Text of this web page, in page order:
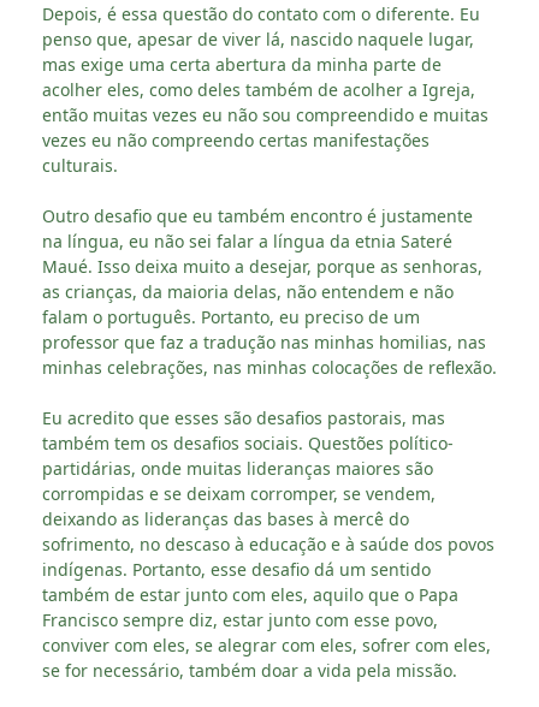
Depois, é essa questão do contato com o diferente. Eu
penso que, apesar de viver lá, nascido naquele lugar,
mas exige uma certa abertura da minha parte de
acolher eles, como deles também de acolher a Igreja,
então muitas vezes eu não sou compreendido e muitas
vezes eu não compreendo certas manifestações
culturais.
Outro desafio que eu também encontro é justamente
na língua, eu não sei falar a língua da etnia Sateré
Maué. Isso deixa muito a desejar, porque as senhoras,
as crianças, da maioria delas, não entendem e não
falam o português. Portanto, eu preciso de um
professor que faz a tradução nas minhas homilias, nas
minhas celebrações, nas minhas colocações de reflexão.
Eu acredito que esses são desafios pastorais, mas
também tem os desafios sociais. Questões político-
partidárias, onde muitas lideranças maiores são
corrompidas e se deixam corromper, se vendem,
deixando as lideranças das bases à mercê do
sofrimento, no descaso à educação e à saúde dos povos
indígenas. Portanto, esse desafio dá um sentido
também de estar junto com eles, aquilo que o Papa
Francisco sempre diz, estar junto com esse povo,
conviver com eles, se alegrar com eles, sofrer com eles,
se for necessário, também doar a vida pela missão.